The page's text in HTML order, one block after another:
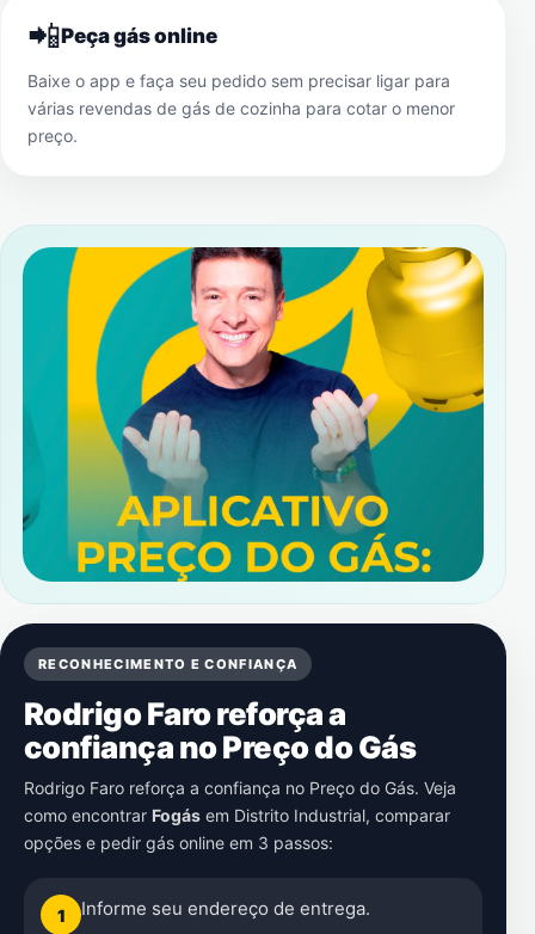
📲Peça gás online
Baixe o app e faça seu pedido sem precisar ligar para
várias revendas de gás de cozinha para cotar o menor
preço.
RECONHECIMENTO E CONFIANÇA
Rodrigo Faro reforça a
confiança no Preço do Gás
Rodrigo Faro reforça a confiança no Preço do Gás. Veja
como encontrar Fogás em Distrito Industrial, comparar
opções e pedir gás online em 3 passos:
1 Informe seu endereço de entrega.